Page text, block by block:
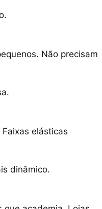
Não precisam
elásticas
dinâmico.